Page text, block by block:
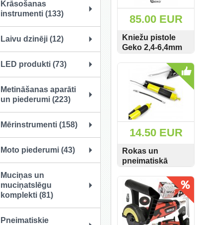
Krāsošanas
instrumenti (133)
Laivu dzinēji (12)
LED produkti (73)
Metināšanas aparāti
un piederumi (223)
Mērinstrumenti (158)
Moto piederumi (43)
Muciņas un
muciņatslēgu
komplekti (81)
Pneimatiskie
85.00 EUR
Kniežu pistole
Geko 2,4-6,4mm
SKATĪT PIRKT
14.50 EUR
Rokas un
pneimatiskā
500ml 2in1
M78045
SKATĪT PIRKT